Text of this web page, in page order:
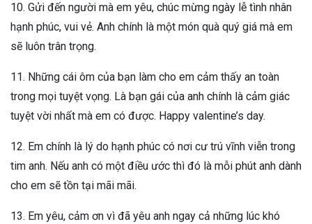
10. Gửi đến người mà em yêu, chúc mừng ngày lễ tình nhân
hạnh phúc, vui vẻ. Anh chính là một món quà quý giá mà em
sẽ luôn trân trọng.
11. Những cái ôm của bạn làm cho em cảm thấy an toàn
trong mọi tuyệt vọng. Là bạn gái của anh chính là cảm giác
tuyệt vời nhất mà em có được. Happy valentine’s day.
12. Em chính là lý do hạnh phúc có nơi cư trú vĩnh viễn trong
tim anh. Nếu anh có một điều ước thì đó là mỗi phút anh dành
cho em sẽ tồn tại mãi mãi.
13. Em yêu, cảm ơn vì đã yêu anh ngay cả những lúc khó